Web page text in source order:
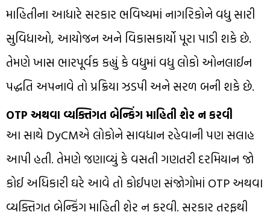
માહિતીના આધારે સરકાર ભવિષ્યમાં નાગરિકોને વધુ સારી
સુવિધાઓ, આયોજન અને વિકાસકાર્યો પૂરા પાડી શકે છે.
તેમણે ખાસ ભારપૂર્વક કહ્યું કે વધુમાં વધુ લોકો ઓનલાઈન
પદ્ધતિ અપનાવે તો પ્રક્રિયા ઝડપી અને સરળ બની શકે છે.
OTP અથવા વ્યક્તિગત બેન્કિંગ માહિતી શેર ન કરવી
આ સાથે DyCMએ લોકોને સાવધાન રહેવાની પણ સલાહ
આપી હતી. તેમણે જણાવ્યું કે વસતી ગણતરી દરમિયાન જો
કોઈ અધિકારી ઘરે આવે તો કોઈપણ સંજોગોમાં OTP અથવા
વ્યક્તિગત બેન્કિંગ માહિતી શેર ન કરવી. સરકાર તરફથી